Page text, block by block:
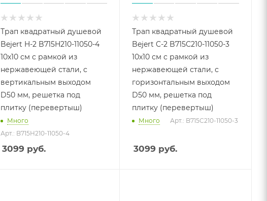
Трап квадратный душевой
Bejert H-2 B715H210-11050-4
10х10 см с рамкой из
нержавеющей стали, с
вертикальным выходом
D50 мм, решетка под
плитку (перевертыш)
Много
Арт.: B715H210-11050-4
3099 руб.
Трап квадратный душевой
Bejert C-2 B715C210-11050-3
10х10 см с рамкой из
нержавеющей стали, с
горизонтальным выходом
D50 мм, решетка под
плитку (перевертыш)
Много Арт.: B715C210-11050-3
3099 руб.